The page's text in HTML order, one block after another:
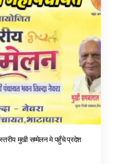
मुखी सम्मेलन मे पहुँचे प्रदेश